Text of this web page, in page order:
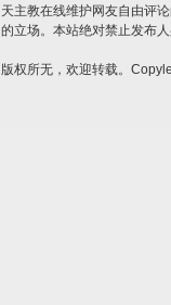
天主教在线维护网友自由评
的立场。本站绝对禁止发布
版权所无，欢迎转载。